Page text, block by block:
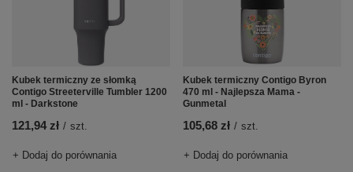
Kubek termiczny ze słomką
Contigo Streeterville Tumbler 1200
ml - Darkstone
121,94 zł / szt.
+ Dodaj do porównania
Kubek termiczny Contigo Byron
470 ml - Najlepsza Mama -
Gunmetal
105,68 zł / szt.
+ Dodaj do porównania